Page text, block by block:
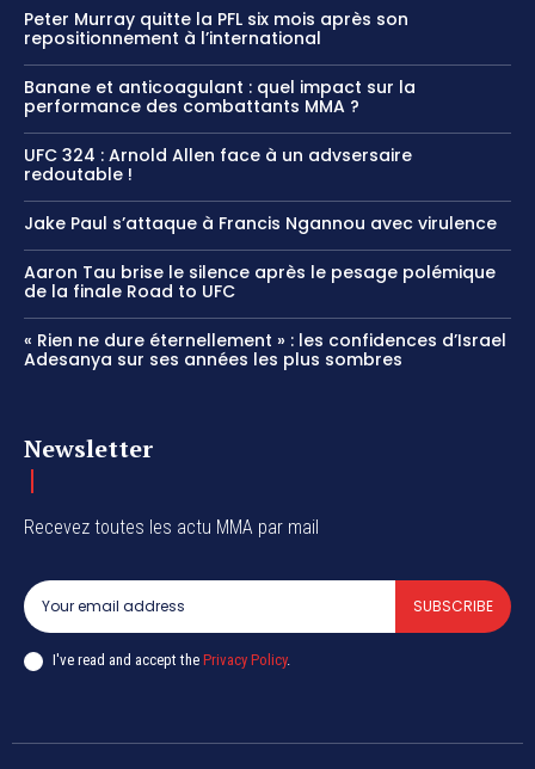
Peter Murray quitte la PFL six mois après son
repositionnement à l’international
Banane et anticoagulant : quel impact sur la
performance des combattants MMA ?
UFC 324 : Arnold Allen face à un advsersaire
redoutable !
Jake Paul s’attaque à Francis Ngannou avec virulence
Aaron Tau brise le silence après le pesage polémique
de la finale Road to UFC
« Rien ne dure éternellement » : les confidences d’Israel
Adesanya sur ses années les plus sombres
Newsletter
Recevez toutes les actu MMA par mail
SUBSCRIBE
I've read and accept the Privacy Policy.